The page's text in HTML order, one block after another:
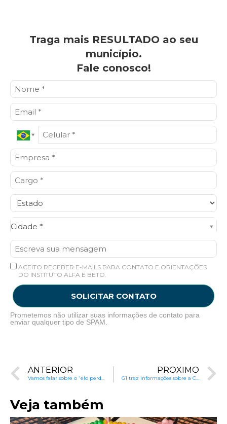
Traga mais RESULTADO ao seu
município.
Fale conosco!
Cidade *
Cidade*
ACEITO RECEBER E-MAILS PARA CONTATO E ORIENTAÇÕES
DO INSTITUTO ALFA E BETO.
SOLICITAR CONTATO
Prometemos não utilizar suas informações de contato para
enviar qualquer tipo de SPAM.
ANTERIOR
Vamos falar sobre o “elo perdido da educação”
PRÓXIMO
G1 traz informações sobre a Coleção Ômega
Veja também